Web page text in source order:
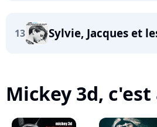
13 Sylvie, Jacques et
Mickey 3d, c'est